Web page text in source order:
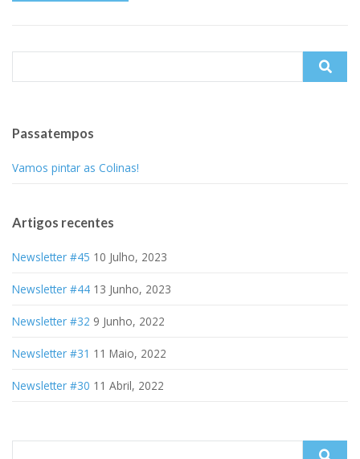
Passatempos
Vamos pintar as Colinas!
Artigos recentes
Newsletter #45 10 Julho, 2023
Newsletter #44 13 Junho, 2023
Newsletter #32 9 Junho, 2022
Newsletter #31 11 Maio, 2022
Newsletter #30 11 Abril, 2022